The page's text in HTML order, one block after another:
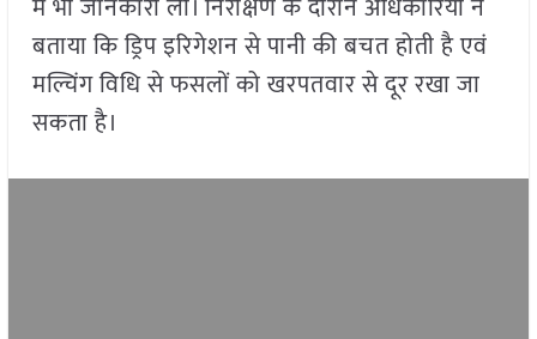
में भी जानकारी ली। निरीक्षण के दौरान अधिकारियों ने
बताया कि ड्रिप इरिगेशन से पानी की बचत होती है एवं
मल्चिंग विधि से फसलों को खरपतवार से दूर रखा जा
सकता है।